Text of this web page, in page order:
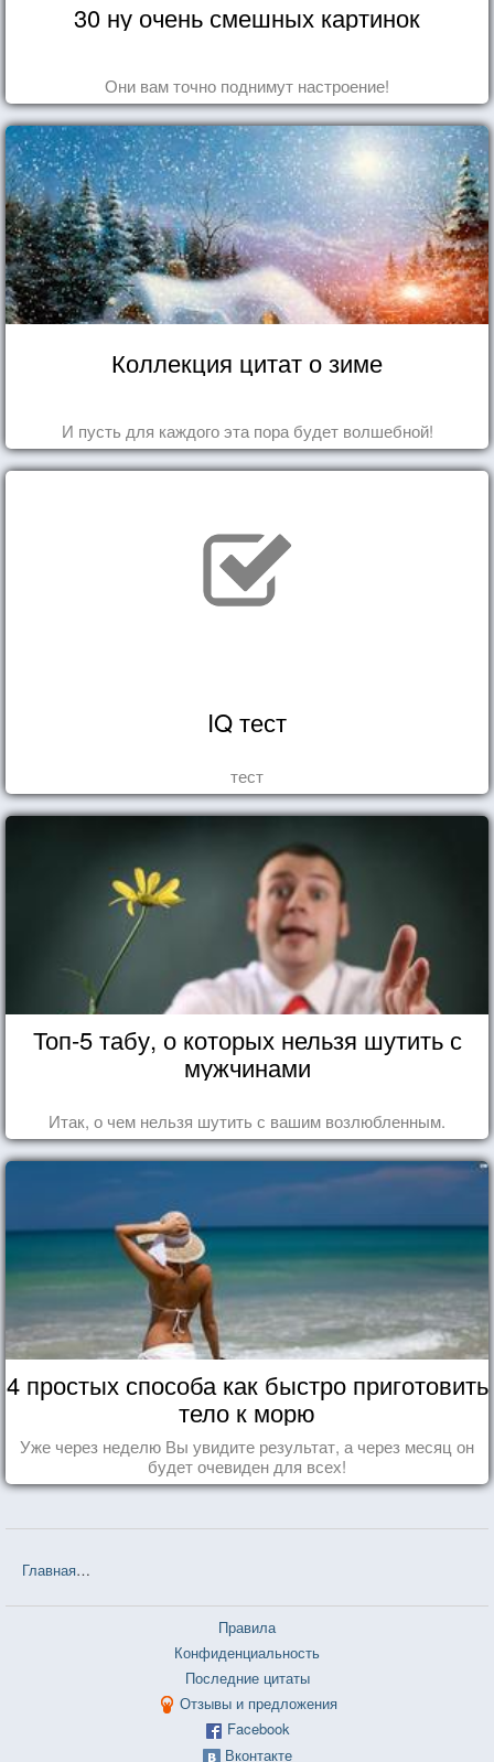
30 ну очень смешных картинок
Они вам точно поднимут настроение!
Коллекция цитат о зиме
И пусть для каждого эта пора будет волшебной!
IQ тест
тест
Топ-5 табу, о которых нельзя шутить с
мужчинами
Итак, о чем нельзя шутить с вашим возлюбленным.
4 простых способа как быстро приготовить
тело к морю
Уже через неделю Вы увидите результат, а через месяц он
будет очевиден для всех!
Главная
Правила
Конфиденциальность
Последние цитаты
Отзывы и предложения
Facebook
Вконтакте